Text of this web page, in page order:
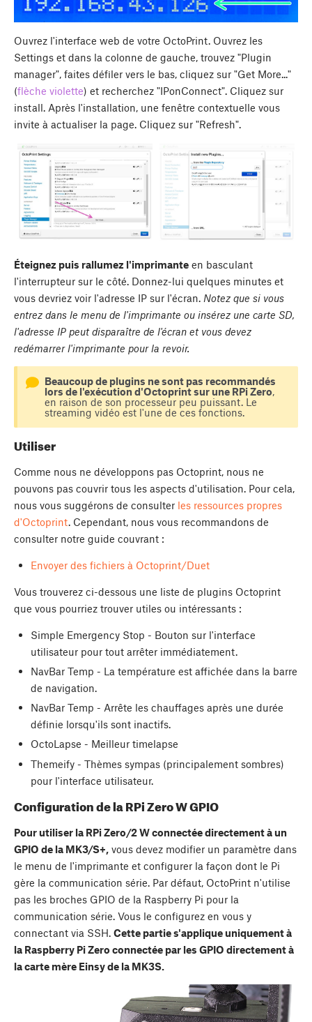
Ouvrez l'interface web de votre OctoPrint. Ouvrez les
Settings et dans la colonne de gauche, trouvez "Plugin
manager", faites défiler vers le bas, cliquez sur "Get More..."
(flèche violette) et recherchez "IPonConnect". Cliquez sur
install. Après l'installation, une fenêtre contextuelle vous
invite à actualiser la page. Cliquez sur "Refresh".
Éteignez puis rallumez l'imprimante en basculant
l'interrupteur sur le côté. Donnez-lui quelques minutes et
vous devriez voir l'adresse IP sur l'écran. Notez que si vous
entrez dans le menu de l'imprimante ou insérez une carte SD,
l'adresse IP peut disparaître de l'écran et vous devez
redémarrer l'imprimante pour la revoir.
Beaucoup de plugins ne sont pas recommandés
lors de l'exécution d'Octoprint sur une RPi Zero,
en raison de son processeur peu puissant. Le
streaming vidéo est l'une de ces fonctions.
Utiliser
Comme nous ne développons pas Octoprint, nous ne
pouvons pas couvrir tous les aspects d'utilisation. Pour cela,
nous vous suggérons de consulter les ressources propres
d'Octoprint. Cependant, nous vous recommandons de
consulter notre guide couvrant :
Envoyer des fichiers à Octoprint/Duet
Vous trouverez ci-dessous une liste de plugins Octoprint
que vous pourriez trouver utiles ou intéressants :
Simple Emergency Stop - Bouton sur l'interface
utilisateur pour tout arrêter immédiatement.
NavBar Temp - La température est affichée dans la barre
de navigation.
NavBar Temp - Arrête les chauffages après une durée
définie lorsqu'ils sont inactifs.
OctoLapse - Meilleur timelapse
Themeify - Thèmes sympas (principalement sombres)
pour l'interface utilisateur.
Configuration de la RPi Zero W GPIO
Pour utiliser la RPi Zero/2 W connectée directement à un
GPIO de la MK3/S+, vous devez modifier un paramètre dans
le menu de l'imprimante et configurer la façon dont le Pi
gère la communication série. Par défaut, OctoPrint n'utilise
pas les broches GPIO de la Raspberry Pi pour la
communication série. Vous le configurez en vous y
connectant via SSH. Cette partie s'applique uniquement à
la Raspberry Pi Zero connectée par les GPIO directement à
la carte mère Einsy de la MK3S.